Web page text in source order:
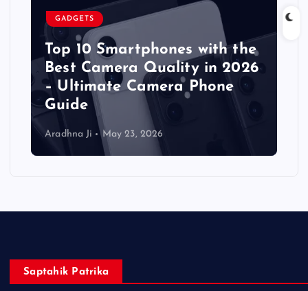
GADGETS
Top 10 Smartphones with the
Best Camera Quality in 2026
– Ultimate Camera Phone
Guide
Aradhna Ji May 23, 2026
Saptahik Patrika